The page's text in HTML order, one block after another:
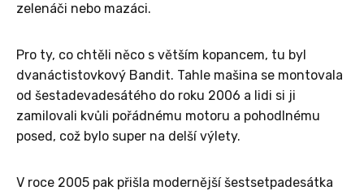
zelenáči nebo mazáci.
Pro ty, co chtěli něco s větším kopancem, tu byl
dvanáctistovkový Bandit. Tahle mašina se montovala
od šestadevadesátého do roku 2006 a lidi si ji
zamilovali kvůli pořádnému motoru a pohodlnému
posed, což bylo super na delší výlety.
V roce 2005 pak přišla modernější šestsetpadesátka